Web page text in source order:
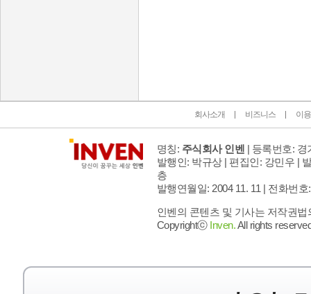
회사소개 비즈니스 이
명칭: 주식회사 인벤 | 등록번호: 경
발행인: 박규상 | 편집인: 강민우 |
층
발행연월일: 2004 11. 11 | 전화번호
인벤의 콘텐츠 및 기사는 저작권
Copyrightⓒ Inven.All rights